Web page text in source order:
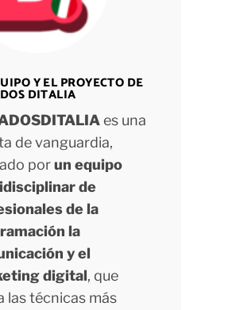
Y EL PROYECTO DE
DITALIA
es una
de vanguardia,
porun equipo
de
de la
la
y el
digital, que
las técnicas más